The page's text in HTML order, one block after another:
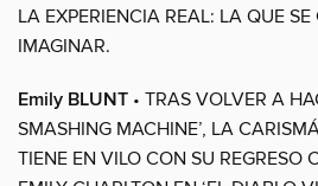
LA EXPERIENCIA REAL: LA QUE
IMAGINAR.
Emily BLUNT • TRAS VOLVER A
SMASHING MACHINE’, LA
TIENE EN VILO CON SU REGRESO